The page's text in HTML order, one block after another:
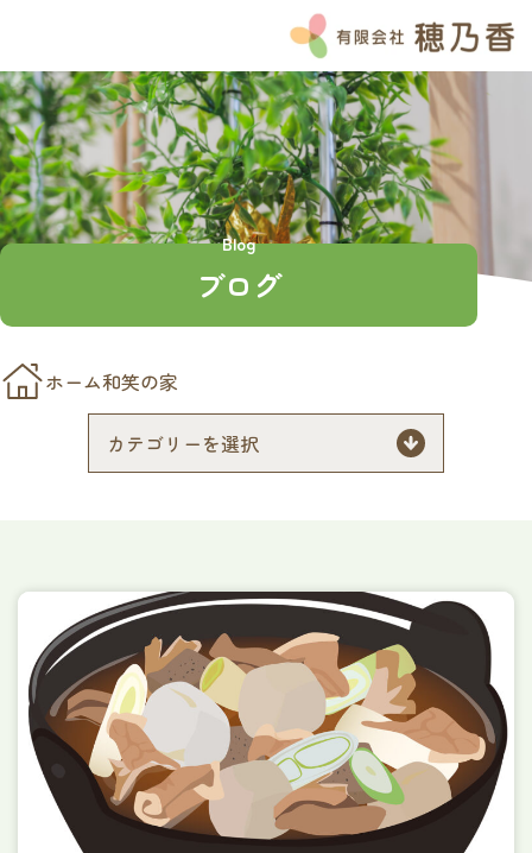
HOME
お知らせ
ブログ
Instagram
私たちの想い
チーム穂乃香
サービス紹介
介護付き有料老人ホームのぞみ
ナーシングホーム和笑の家
訪問看護ステーションほのか
障がい者グループホーム​
ヌーヴェルメゾンなかぞね
特定相談支援事業所りあん
みずき保育園
企業主導型保育園提携企業様募集
穂乃香について
会社概要
Blog
ブログ
ホーム和笑の家